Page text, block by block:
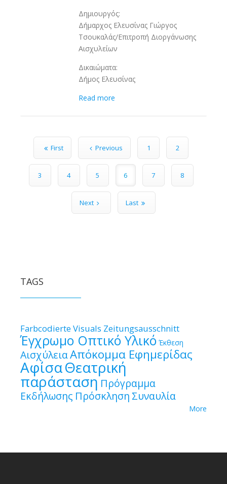
Δημιουργός:
Δήμαρχος Ελευσίνας Γιώργος
Τσουκαλάς/Επιτροπή Διοργάνωσης
Αισχυλείων
Δικαιώματα:
Δήμος Ελευσίνας
Read more
Pages
First Previous 1 2
3 4 5 6 7 8
Next Last
TAGS
Farbcodierte Visuals Zeitungsausschnitt
Έγχρωμο Οπτικό Υλικό Έκθεση
ΑισχύλειαΑπόκομμα Εφημερίδας
ΑφίσαΘεατρική
παράσταση Πρόγραμμα
Εκδήλωσης Πρόσκληση Συναυλία
More